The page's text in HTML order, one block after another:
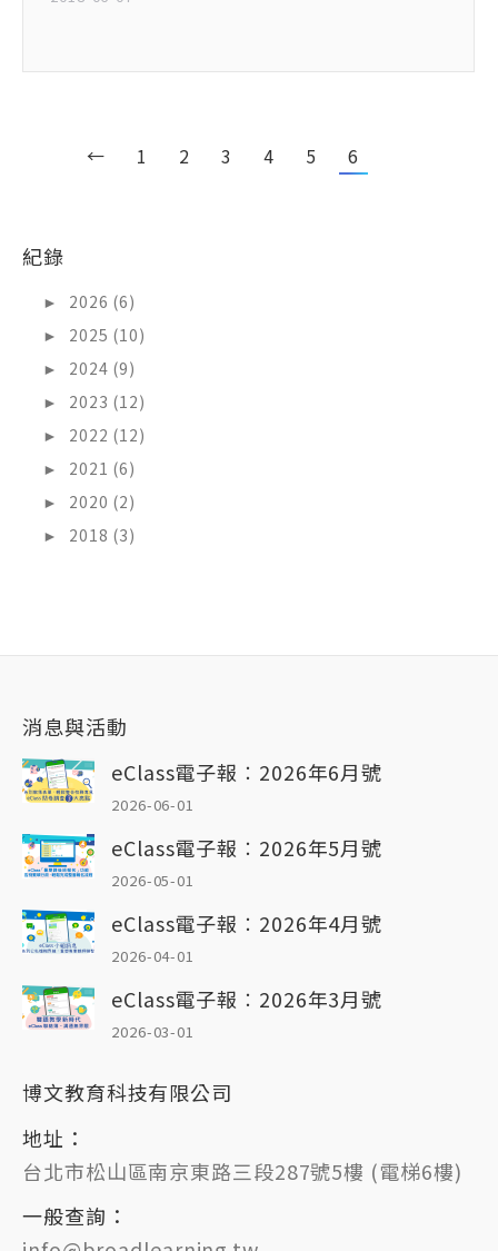
← 1 2 3 4 5 6
紀錄
►
2026 (6)
►
2025 (10)
►
2024 (9)
►
2023 (12)
►
2022 (12)
►
2021 (6)
►
2020 (2)
►
2018 (3)
消息與活動
eClass電子報︰2026年6月號
2026-06-01
eClass電子報︰2026年5月號
2026-05-01
eClass電子報︰2026年4月號
2026-04-01
eClass電子報︰2026年3月號
2026-03-01
博文教育科技有限公司
地址：
台北市松山區南京東路三段287號5樓 (電梯6樓)
一般查詢：